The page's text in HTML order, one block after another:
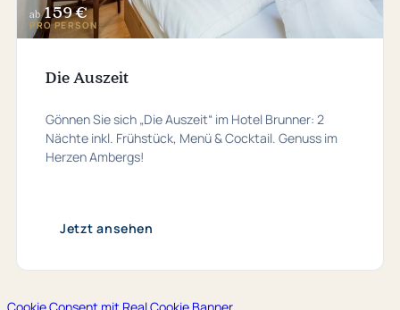
ab 159 €
PRO PERSON
Die Auszeit
Gönnen Sie sich „Die Auszeit“ im Hotel Brunner: 2
Nächte inkl. Frühstück, Menü & Cocktail. Genuss im
Herzen Ambergs!
Jetzt ansehen